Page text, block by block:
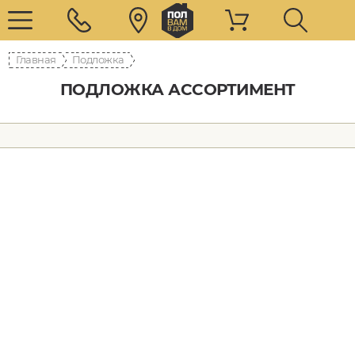
Главная Подложка
ПОДЛОЖКА АССОРТИМЕНТ